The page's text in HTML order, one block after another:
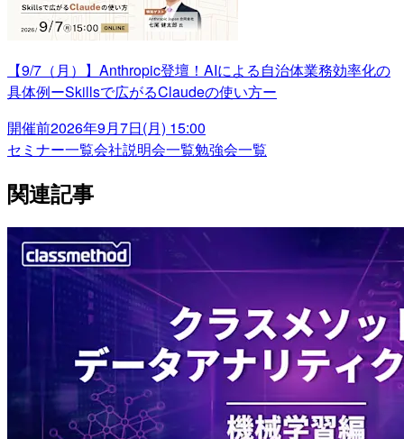
【9/7（月）】Anthropic登壇！AIによる自治体業務効率化の
具体例ーSkillsで広がるClaudeの使い方ー
開催前2026年9月7日(月) 15:00
セミナー一覧会社説明会一覧勉強会一覧
関連記事